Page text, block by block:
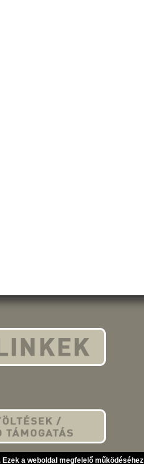
a weboldal megfelelő működéséhez